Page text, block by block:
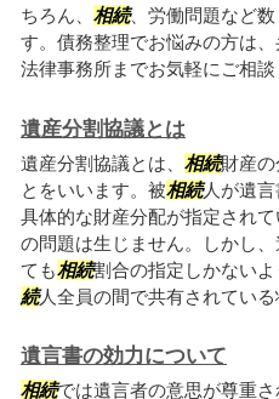
ちろん、 相続、労働問題など
す。債務整理でお悩みの方は
法律事務所までお気軽にご相談
遺産分割協議とは
遺産分割協議とは、 相続財産の
とをいいます。被相続人が遺
具体的な財産分配が指定され
の問題は生じません。しかし
ても相続割合の指定しかないよ
続人全員の間で共有されてい
遺言書の効力について
相続では遺言者の意思が尊重